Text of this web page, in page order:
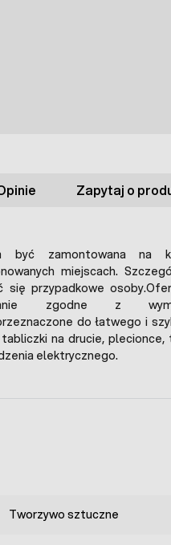
Zapytaj o
być zamontowana na
miejscach.
przypadkowe
zgodne z
do łatwego i
na drucie, plecionce,
elektrycznego.
Tworzywo sztuczne